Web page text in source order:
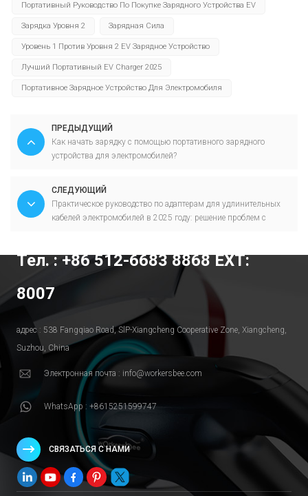
Портативный Руководство По Покупке Зарядного Устройства EV
Зарядка Уровня 2 Зарядная Сила
Уровень 1 Против Уровня 2 EV Зарядное Устройство
Лучший Портативный EV Charger 2025
Портативное Зарядное Устройство Для Электромобиля
ПРЕДЫДУЩИЙ
Как начать зарядку с помощью портативного зарядного
устройства для электромобилей?
СЛЕДУЮЩИЙ
Практическое руководство по адаптерам для удлинительных
кабелей электромобилей в 2025 году: решение проблем с
Тел. : +86 512-6683 8868 EXT:
8007
адрес : 538 Fangqiao Road, SlP-Xiangcheng Cooperative Zone, Xiangcheng,
Suzhou, China
Электронная почта : info@workersbee.com
WhatsApp : +8615251599747
СВЯЗАТЬСЯ С НАМИ